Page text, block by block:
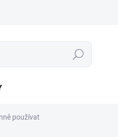
Hledat
používat